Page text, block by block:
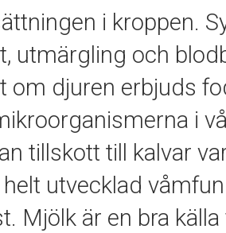
i kroppen.
utmärgling och
om djuren erbjuds
i
tillskott till kalvar
helt utvecklad
Mjölk är en bra